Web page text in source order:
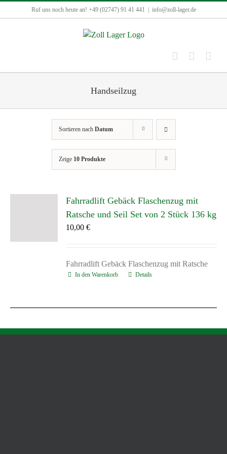
Inhalt
Ruf uns noch heute an! +49 (02747) 91 41 441 info@zoll-lager.de
Handseilzug
Sortieren nach Datum
Zeige 10 Produkte
Fahrradlift Gebäck Flaschenzug mit
Ratsche und Seil Set von 2 Stück 136 kg
10,00€
Fahrradlift Gebäck Flaschenzug mit Ratsche
In den Warenkorb Details